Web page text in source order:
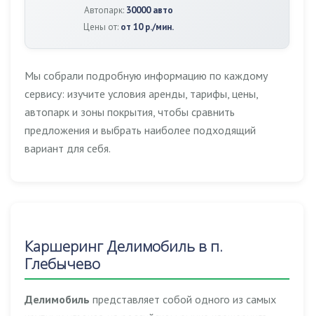
Автопарк: 30000 авто
Цены от: от 10 р./мин.
Мы собрали подробную информацию по каждому
сервису: изучите условия аренды, тарифы, цены,
автопарк и зоны покрытия, чтобы сравнить
предложения и выбрать наиболее подходящий
вариант для себя.
Каршеринг Делимобиль в п.
Глебычево
Делимобиль представляет собой одного из самых